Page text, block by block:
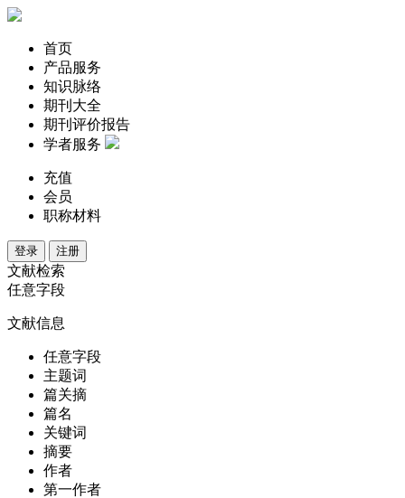
首页
产品服务
知识脉络
期刊大全
期刊评价报告
学者服务
充值
会员
职称材料
登录 注册
文献检索
任意字段
文献信息
任意字段
主题词
篇关摘
篇名
关键词
摘要
作者
第一作者